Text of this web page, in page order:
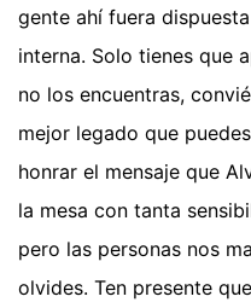
gente ahí fuera
interna. Solo tienes que
no los encuentras,
mejor legado que
honrar el mensaje que
la mesa con tanta
pero las personas nos
olvides. Ten presente